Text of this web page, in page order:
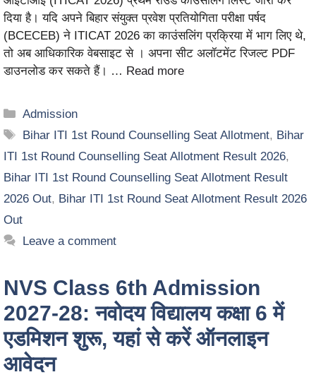
दिया है। यदि अपने बिहार संयुक्त प्रवेश प्रतियोगिता परीक्षा पर्षद
(BCECEB) ने ITICAT 2026 का काउंसलिंग प्रक्रिया में भाग लिए थे,
तो अब आधिकारिक वेबसाइट से । अपना सीट अलॉटमेंट रिजल्ट PDF
डाउनलोड कर सकते हैं। … Read more
Admission
Bihar ITI 1st Round Counselling Seat Allotment, Bihar
ITI 1st Round Counselling Seat Allotment Result 2026,
Bihar ITI 1st Round Counselling Seat Allotment Result
2026 Out, Bihar ITI 1st Round Seat Allotment Result 2026
Out
Leave a comment
NVS Class 6th Admission
2027-28: नवोदय विद्यालय कक्षा 6 में
एडमिशन शुरू, यहां से करें ऑनलाइन
आवेदन